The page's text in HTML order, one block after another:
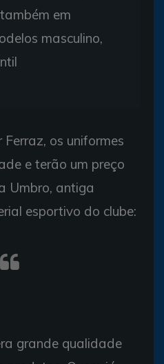
em
masculino,
os uniformes
e terão um preço
Umbro, antiga
esportivo do clube:
grande qualidade